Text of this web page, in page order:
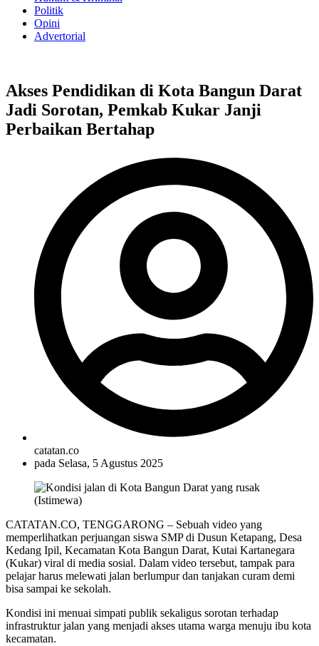
Politik
Opini
Advertorial
Akses Pendidikan di Kota Bangun Darat
Jadi Sorotan, Pemkab Kukar Janji
Perbaikan Bertahap
catatan.co
pada Selasa, 5 Agustus 2025
CATATAN.CO, TENGGARONG – Sebuah video yang
memperlihatkan perjuangan siswa SMP di Dusun Ketapang, Desa
Kedang Ipil, Kecamatan Kota Bangun Darat, Kutai Kartanegara
(Kukar) viral di media sosial. Dalam video tersebut, tampak para
pelajar harus melewati jalan berlumpur dan tanjakan curam demi
bisa sampai ke sekolah.
Kondisi ini menuai simpati publik sekaligus sorotan terhadap
infrastruktur jalan yang menjadi akses utama warga menuju ibu kota
kecamatan.